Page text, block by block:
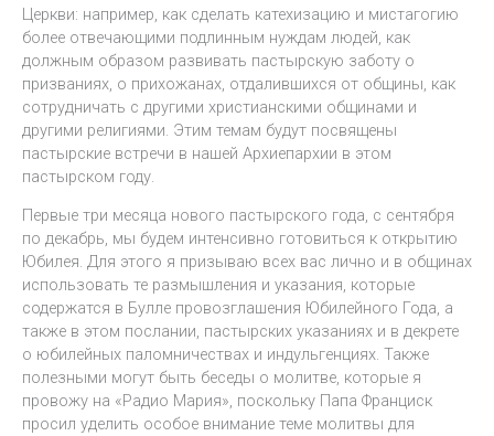
Церкви: например, как сделать катехизацию и мистагогию
более отвечающими подлинным нуждам людей, как
должным образом развивать пастырскую заботу о
призваниях, о прихожанах, отдалившихся от общины, как
сотрудничать с другими христианскими общинами и
другими религиями. Этим темам будут посвящены
пастырские встречи в нашей Архиепархии в этом
пастырском году.
Первые три месяца нового пастырского года, с сентября
по декабрь, мы будем интенсивно готовиться к открытию
Юбилея. Для этого я призываю всех вас лично и в общинах
использовать те размышления и указания, которые
содержатся в Булле провозглашения Юбилейного Года, а
также в этом послании, пастырских указаниях и в декрете
о юбилейных паломничествах и индульгенциях. Также
полезными могут быть беседы о молитве, которые я
провожу на «Радио Мария», поскольку Папа Франциск
просил уделить особое внимание теме молитвы для